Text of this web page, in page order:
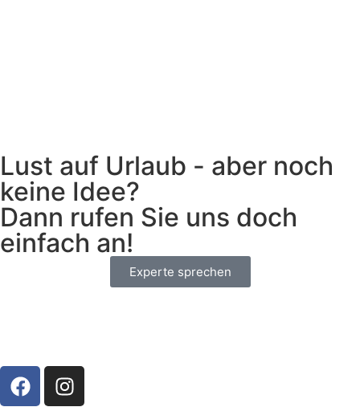
Lust auf Urlaub - aber noch
keine Idee?
Dann rufen Sie uns doch
einfach an!
Experte sprechen